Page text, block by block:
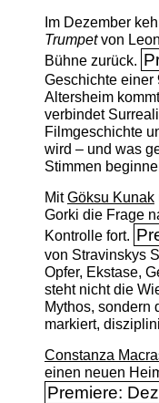
Im Dezember
Trumpetvon
Bühne zurück.
Geschichte einer
Altersheim
verbindet
Filmgeschichte
wird – und was
Stimmen
MitGöksu Kunak
Gorki die Frage
Kontrolle fort.
von Stravinskys
Opfer, Ekstase,
steht nicht die
Mythos, sondern
markiert,
Constanza
einen neuen
Premiere: